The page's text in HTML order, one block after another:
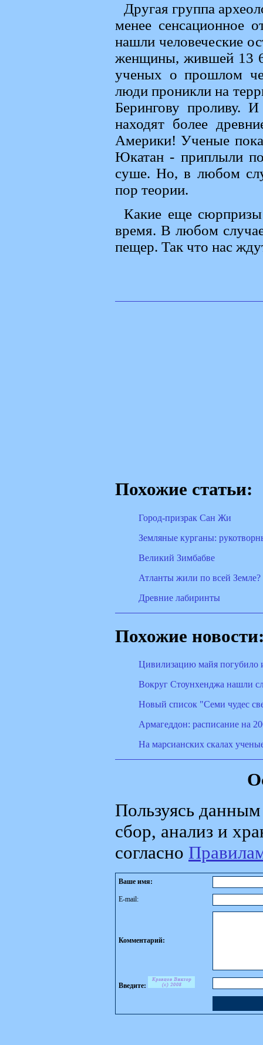
Другая группа
менее сенсационное
нашли человеческие
женщины, жившей 13
ученых о прошлом
люди проникли на
Берингову проливу.
находят более
Америки! Ученые
Юкатан - приплыли
суше. Но, в любом
пор теории.
Какие еще сюрпризы
время. В любом
пещер. Так что нас
Похожие статьи:
Город-призрак Сан Жи
Земляные курганы:
Великий Зимбабве
Атланты жили по всей Земле?
Древние лабиринты
Похожие
Цивилизацию майя погубило
Вокруг Стоунхенджа нашли
Новый список "Семи чудес
Армагеддон: расписание на
На марсианских скалах
Пользуясь
сбор, анализ и
согласно
Ваше имя:
E-mail:
Комментарий:
Введите: